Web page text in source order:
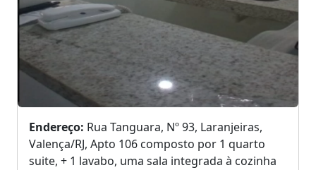
Endereço: Rua Tanguara, Nº 93, Laranjeiras,
Valença/RJ, Apto 106 composto por 1 quarto
suite, + 1 lavabo, uma sala integrada à cozinha